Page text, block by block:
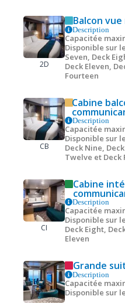
2D
Balcon
Description
Capacitée
Disponible sur
Seven, Deck
Deck Eleven,
Fourteen
CB
Cabine
Description
Capacitée
Disponible sur
Deck Nine,
Twelve et Deck
CI
Cabine
Description
Capacitée
Disponible sur
Deck Eight,
Eleven
Grande
Description
Capacitée
Disponible sur